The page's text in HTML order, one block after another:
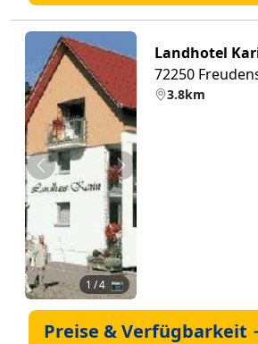
Zurück Weiter
1 / 4 📷
Landhotel
72250
3.8km
Preise & Verfügbarkeit